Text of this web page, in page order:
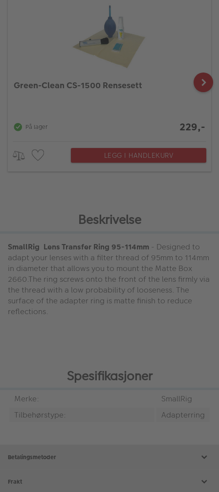
Green-Clean CS-1500 Rensesett
På lager 229,-
LEGG I HANDLEKURV
Beskrivelse
SmallRig Lens Transfer Ring 95-114mm - Designed to
adapt your lenses with a filter thread of 95mm to 114mm
in diameter that allows you to mount the Matte Box
2660.The ring screws onto the front of the lens firmly via
the thread with a low probability of looseness. The
surface of the adapter ring is matte finish to reduce
reflections.
Spesifikasjoner
Merke:
SmallRig
Tilbehørstype:
Adapterring
Betalingsmetoder
Frakt